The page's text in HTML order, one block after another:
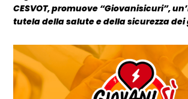
CESVOT, promuove “Giovanisicuri”,
tutela della salute e della sicurezza